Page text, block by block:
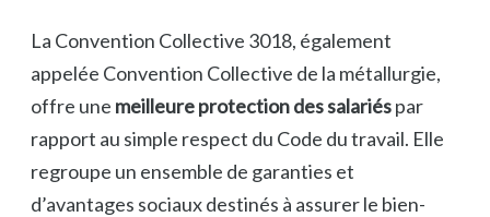
La Convention Collective 3018, également
appelée Convention Collective de la métallurgie,
offre une meilleure protection des salariéspar
rapport au simple respect du Code du travail. Elle
regroupe un ensemble de garanties et
d’avantages sociaux destinés à assurer le bien-